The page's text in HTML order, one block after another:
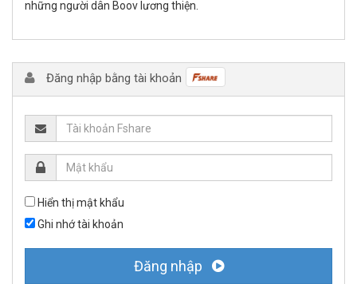
những người dân Boov lương thiện.
Đăng nhập bằng tài khoản
Hiển thị mật khẩu
Ghi nhớ tài khoản
Đăng nhập